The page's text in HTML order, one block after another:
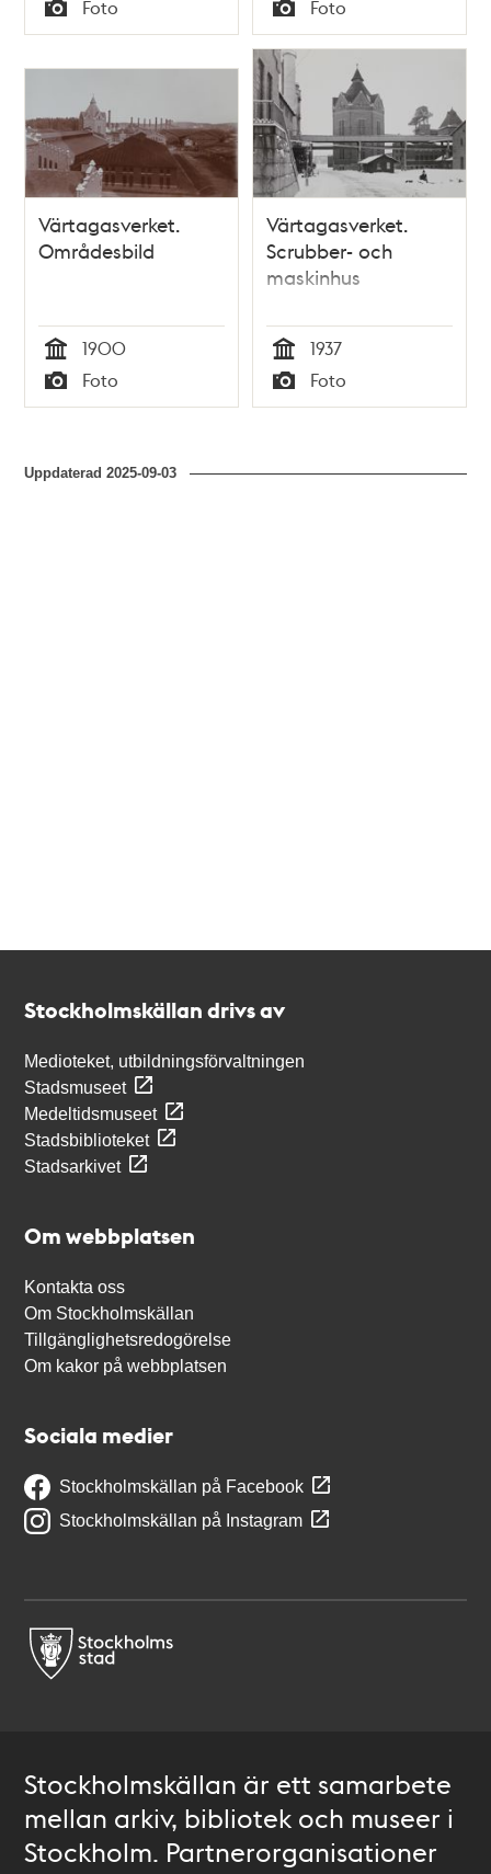
Typ
Foto
Typ
Foto
Värtagasverket.
Områdesbild
Tid
1900
Typ
Foto
Värtagasverket.
Scrubber- och
maskinhus
Tid
1937
Typ
Foto
Uppdaterad2025-09-03
Stockholmskällan drivs av
Medioteket, utbildningsförvaltningen
Stadsmuseet
Medeltidsmuseet
Stadsbiblioteket
Stadsarkivet
Om webbplatsen
Kontakta oss
Om Stockholmskällan
Tillgänglighetsredogörelse
Om kakor på webbplatsen
Sociala medier
Stockholmskällan på Facebook
Stockholmskällan på Instagram
Stockholmskällan är ett samarbete
mellan arkiv, bibliotek och museer i
Stockholm. Partnerorganisationer